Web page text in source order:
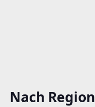
Nach Region